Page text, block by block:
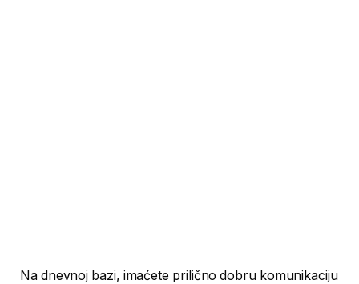
Na dnevnoj bazi, imaćete prilično dobru komunikaciju